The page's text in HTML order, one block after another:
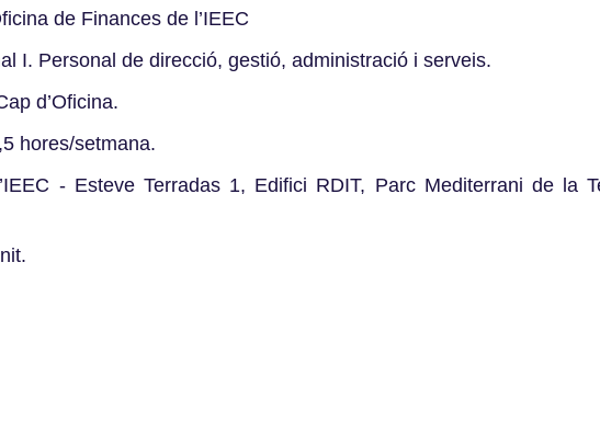
de Finances de l’IEEC
I. Personal de direcció, gestió, administració i serveis.
d’Oficina.
hores/setmana.
- Esteve Terradas 1, Edifici RDIT, Parc Mediterrani de la